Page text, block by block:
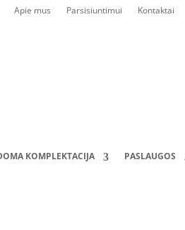
Apie mus Parsisiuntimui Kontaktai
KOMPLEKTACIJA PASLAUGOS